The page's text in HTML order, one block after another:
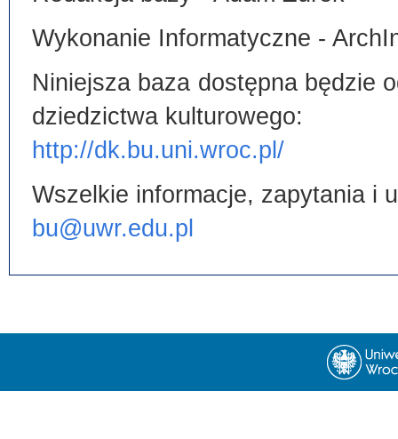
Wykonanie Informatyczne -
Niniejsza baza dostępna będzie
dziedzictwa kulturowego:
http://dk.bu.uni.wroc.pl/
Wszelkie informacje, zapytania i
bu@uwr.edu.pl